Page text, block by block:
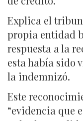
Explica el
propia entidad
respuesta a la
esta había sido
la indemnizó.
Este
“evidencia que